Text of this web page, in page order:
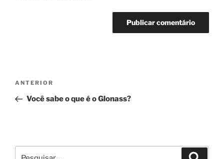
Navegação
Post
Post
anterior
ANTERIOR
Você sabe o que é o Glonass?